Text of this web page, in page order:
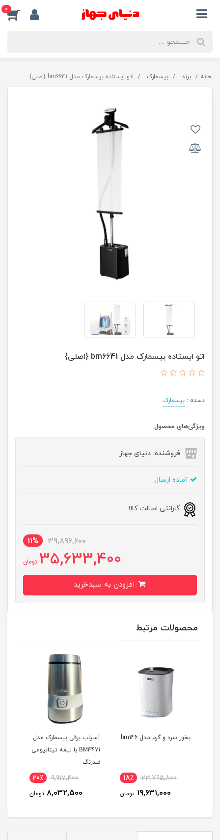
0
خانه برند بیسمارک اتو ایستاده بیسمارک مدل bm6641 {اصلی}
اتو ایستاده بیسمارک مدل bm6641 {اصلی}
دسته : بیسمارک
ویژگی‌های محصول
فروشنده: دنیای جهاز
آماده ارسال
گارانتی اصالت کالا
39,896,600
11%
35,633,400 تومان
محصولات مرتبط
بخور سرد و گرم مدل bm146
23,795,800 18٪
19,631,000 تومان
آسیاب برقی بیسمارک مدل
BM4471 با تیغه تیتانیومی
ضدزنگ
9,917,400 20٪
8,032,500 تومان